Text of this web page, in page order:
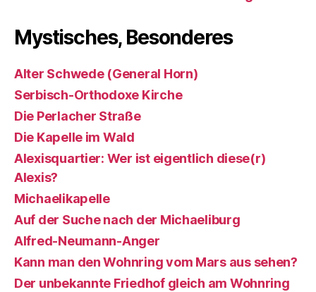
Mystisches, Besonderes
Alter Schwede (General Horn)
Serbisch-Orthodoxe Kirche
Die Perlacher Straße
Die Kapelle im Wald
Alexisquartier: Wer ist eigentlich diese(r)
Alexis?
Michaelikapelle
Auf der Suche nach der Michaeliburg
Alfred-Neumann-Anger
Kann man den Wohnring vom Mars aus sehen?
Der unbekannte Friedhof gleich am Wohnring